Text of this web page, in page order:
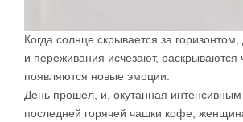
Когда солнце скрывается за
и переживания исчезают, раскрываются
появляются новые эмоции.
День прошел, и, окутанная
последней горячей чашки кофе,